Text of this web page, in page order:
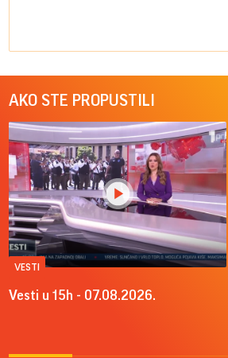
AKO STE PROPUSTILI
VESTI
Vesti u 15h - 07.08.2026.